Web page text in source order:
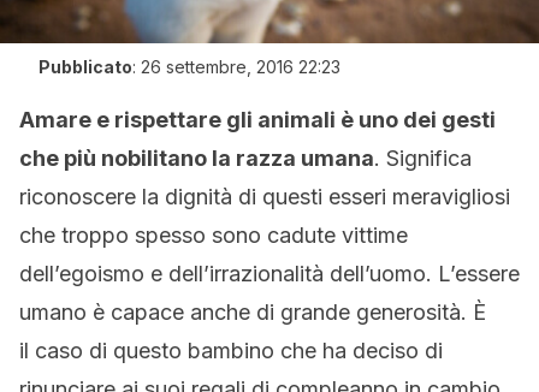
Pubblicato: 26 settembre, 2016 22:23
Amare e rispettare gli animali è uno dei gesti
che più nobilitano la razza umana. Significa
riconoscere la dignità di questi esseri meravigliosi
che troppo spesso sono cadute vittime
dell’egoismo e dell’irrazionalità dell’uomo. L’essere
umano è capace anche di grande generosità. È
il caso di questo bambino che ha deciso di